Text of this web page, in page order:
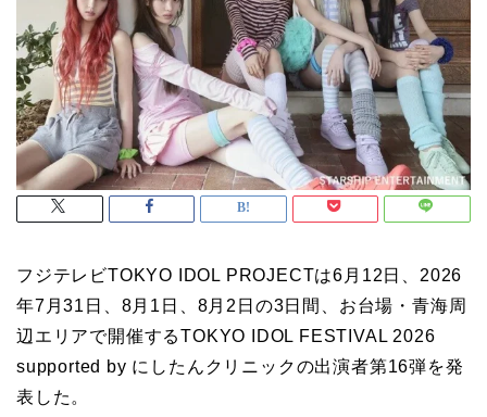
フジテレビTOKYO IDOL PROJECTは6月12日、2026
年7月31日、8月1日、8月2日の3日間、お台場・青海周
辺エリアで開催するTOKYO IDOL FESTIVAL 2026
supported by にしたんクリニックの出演者第16弾を発
表した。